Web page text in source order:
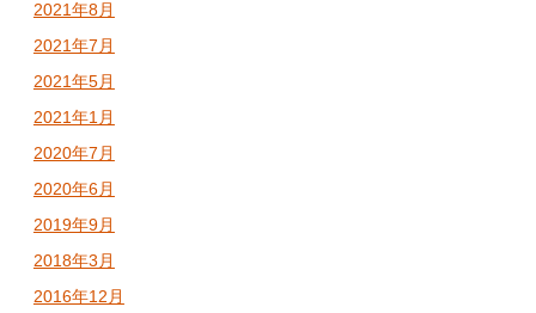
2021年8月
2021年7月
2021年5月
2021年1月
2020年7月
2020年6月
2019年9月
2018年3月
2016年12月